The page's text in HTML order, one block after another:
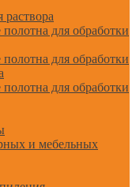
раствора
для обработки
для обработки
для обработки
и мебельных